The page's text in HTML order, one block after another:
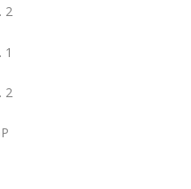
2
1
2